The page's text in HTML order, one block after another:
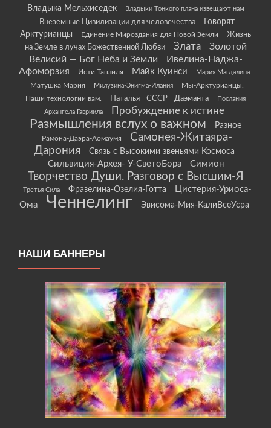
Владыка Мельхиседек Владыки Тонкого плана извещают нам
Внеземные Цивилизации для человечества
Говорят
Арктурианцы
Единение Мироздания для Новой Земли
Жизнь
на Земле в лучах Божественной Любви
Злата
Золотой
Велисий — Бог Неба и Земли
Ивелина-Наджа-
Афоморзия
Исти-Танзиля Майк Куинси Мария Магдалина
Матушка Мария Милузина-Энигма-Илания
Мы-Арктурианцы.
Наши технологии вам.
Наталья - СССР - Даэманта
Послания
Архангела Гавриила
Пробуждение к истине
Размышления вслух о важном Разное
Рамона-Даэра-Аомаумя
Самонея-Житаяра-
Дарония
Связь с Высокими звеньями Космоса
Сильвиция-Архея- У-СветоБора Симион
Творчество Души. Разговор с Высшим-Я
Третья Сила Фразелина-Озелия-Готта
Цистерия-Уриоса-
Ома
Ченнелинг Эвисома-Мия-КалиВсеУсра
НАШИ БАННЕРЫ